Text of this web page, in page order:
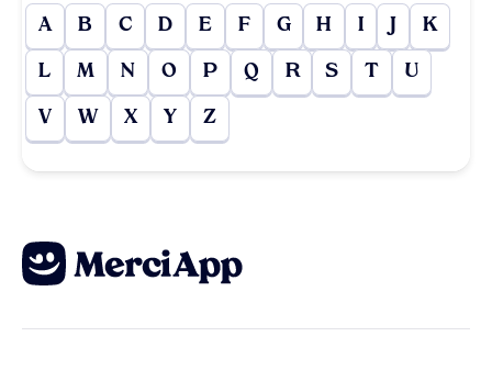
A B C D E F G H I J K
L M N O P Q R S T U
V W X Y Z